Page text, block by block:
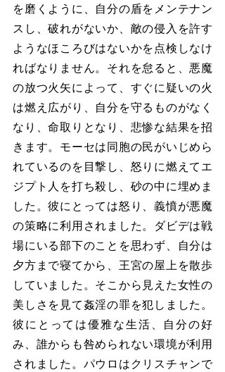
を磨くように、自分の盾をメンテナン
スし、破れがないか、敵の侵入を許す
ようなほころびはないかを点検しなけ
ればなりません。それを怠ると、悪魔
の放つ火矢によって、すぐに疑いの火
は燃え広がり、自分を守るものがなく
なり、命取りとなり、悲惨な結果を招
きます。モーセは同胞の民がいじめら
れているのを目撃し、怒りに燃えてエ
ジプト人を打ち殺し、砂の中に埋めま
した。彼にとっては怒り、義憤が悪魔
の策略に利用されました。ダビデは戦
場にいる部下のことを思わず、自分は
夕方まで寝てから、王宮の屋上を散歩
していました。そこから見えた女性の
美しさを見て姦淫の罪を犯しました。
彼にとっては優雅な生活、自分の好
み、誰からも咎められない環境が利用
されました。パウロはクリスチャンで